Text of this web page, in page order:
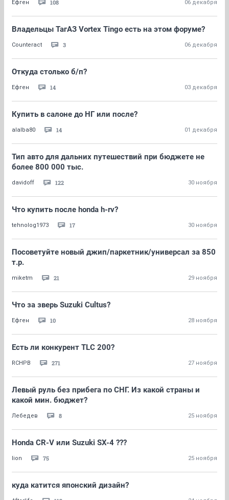
Ефген 108 06 декабря
Владельцы ТагАЗ Vortex Tingo есть на этом форуме?
Counteract 3 06 декабря
Откуда столько б/п?
Ефген 14 03 декабря
Купить в салоне до НГ или после?
alalba80 14 01 декабря
Тип авто для дальних путешествий при бюджете не
более 800 000 тыс.
davidoff 122 30 ноября
Что купить после honda h-rv?
tehnolog1973 17 30 ноября
Посоветуйте новый джип/паркетник/универсал за 850
т.р.
miketm 21 29 ноября
Что за зверь Suzuki Cultus?
Ефген 10 28 ноября
Есть ли конкурент TLC 200?
RCHPB 271 27 ноября
Левый руль без прибега по СНГ. Из какой страны и
какой мин. бюджет?
Лебедев 8 25 ноября
Honda CR-V или Suzuki SX-4 ???
lion 75 25 ноября
куда катится японский дизайн?